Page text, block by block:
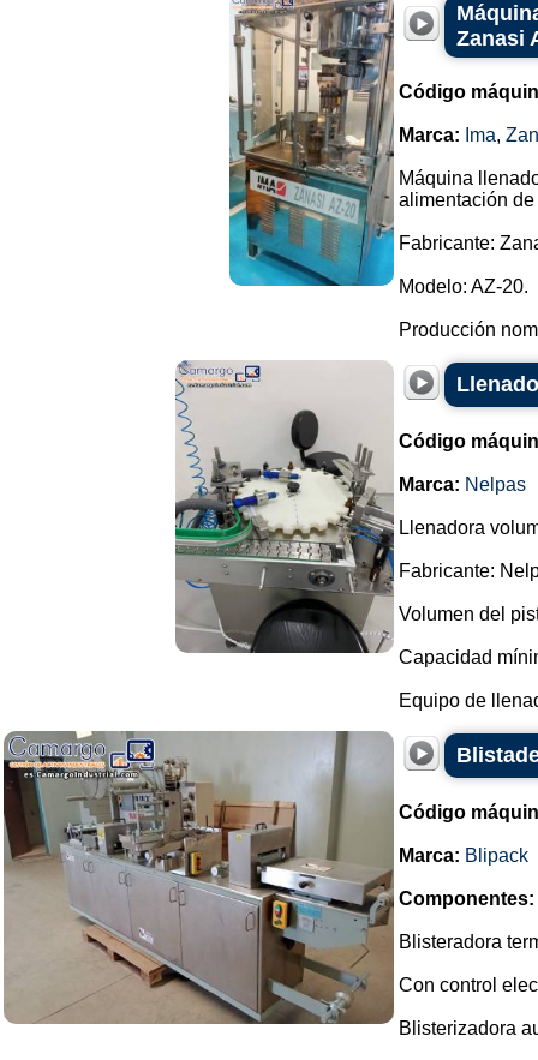
Zanasi
Código
Marca: Ima,
Máquina
alimentación
Fabricante:
Modelo: AZ-20.
Producción
Código
Marca: Nelpas
Llenadora
Fabricante:
Volumen del
Capacidad
Equipo de
Código
Marca: Blipack
Componentes:
Blisteradora
Con control
Blisterizadora